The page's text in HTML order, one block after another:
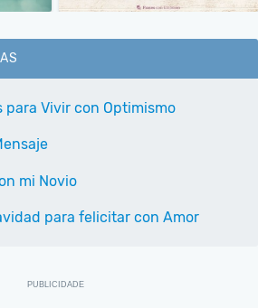
para Vivir con Optimismo
mi Novio
para felicitar con Amor